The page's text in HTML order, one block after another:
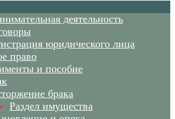
деятельность
юридического лица
право
и пособие
брака
Раздел имущества